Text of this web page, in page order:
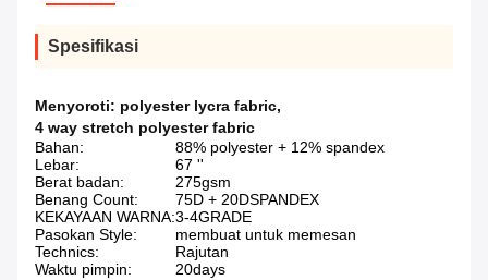
Spesifikasi
Menyoroti: polyester lycra fabric,
4 way stretch polyester fabric
Bahan:
88% polyester + 12% spandex
Lebar:
67 ''
Berat badan:
275gsm
Benang Count:
75D + 20DSPANDEX
KEKAYAAN WARNA:3-4GRADE
Pasokan Style:
membuat untuk memesan
Technics:
Rajutan
Waktu pimpin:
20days